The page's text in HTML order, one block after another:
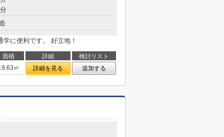
に便利です。 好立地！
面積 詳細
検討リスト
㎡
詳細を見る 追加する